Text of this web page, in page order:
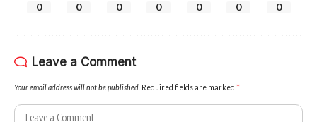
0 0 0 0 0 0 0
Leave a Comment
Your email address will not be published. Required fields are marked *